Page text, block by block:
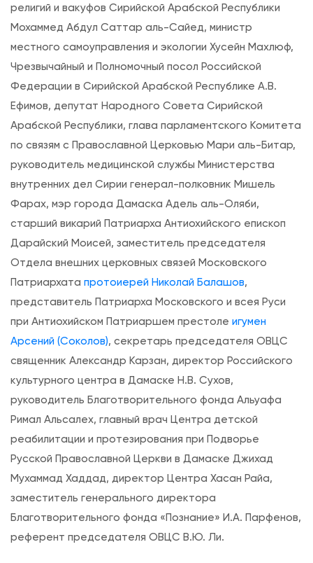
в
о
р
ь
е
в
Д
а
м
а
с
к
е
о
т
к
р
ы
т
Ц
е
н
т
р
д
е
т
с
религий и вакуфов Сирийской Арабской Республики
Мохаммед Абдул Саттар аль-Сайед, министр
местного самоуправления и экологии Хусейн Махлюф,
Чрезвычайный и Полномочный посол Российской
Федерации в Сирийской Арабской Республике А.В.
Ефимов, депутат Народного Совета Сирийской
Арабской Республики, глава парламентского Комитета
по связям с Православной Церковью Мари аль-Битар,
руководитель медицинской службы Министерства
внутренних дел Сирии генерал-полковник Мишель
Фарах, мэр города Дамаска Адель аль-Оляби,
старший викарий Патриарха Антиохийского епископ
Дарайский Моисей, заместитель председателя
Отдела внешних церковных связей Московского
Патриархата протоиерей Николай Балашов,
представитель Патриарха Московского и всея Руси
при Антиохийском Патриаршем престоле игумен
Арсений (Соколов), секретарь председателя ОВЦС
священник Александр Карзан, директор Российского
культурного центра в Дамаске Н.В. Сухов,
руководитель Благотворительного фонда Альуафа
Римал Альсалех, главный врач Центра детской
реабилитации и протезирования при Подворье
Русской Православной Церкви в Дамаске Джихад
Мухаммад Хаддад, директор Центра Хасан Райа,
заместитель генерального директора
Благотворительного фонда «Познание» И.А. Парфенов,
референт председателя ОВЦС В.Ю. Ли.